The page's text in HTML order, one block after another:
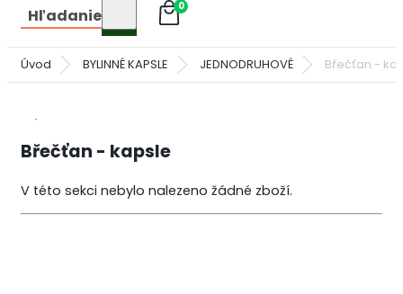
Hľadanie 0
Úvod BYLINNÉ KAPSLE JEDNODRUHOVÉ Břečťan -
Břečťan - kapsle
V této sekci nebylo nalezeno žádné zboží.